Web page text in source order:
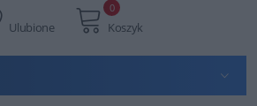
Ulubione Koszyk
0